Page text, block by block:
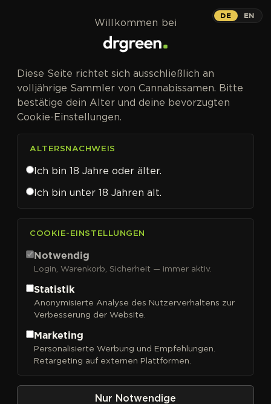
Kalashnikov Seeds
Sortieren nach
DE EN
Willkommen bei
Diese Seite richtet sich ausschließlich an
volljährige Sammler von Cannabissamen. Bitte
bestätige dein Alter und deine bevorzugten
Cookie-Einstellungen.
ALTERSNACHWEIS
Ich bin 18 Jahre oder älter.
Ich bin unter 18 Jahren alt.
COOKIE-EINSTELLUNGEN
Notwendig
Login, Warenkorb, Sicherheit — immer aktiv.
Statistik
Anonymisierte Analyse des Nutzerverhaltens zur
Verbesserung der Website.
Marketing
Personalisierte Werbung und Empfehlungen.
Retargeting auf externen Plattformen.
Nur Notwendige